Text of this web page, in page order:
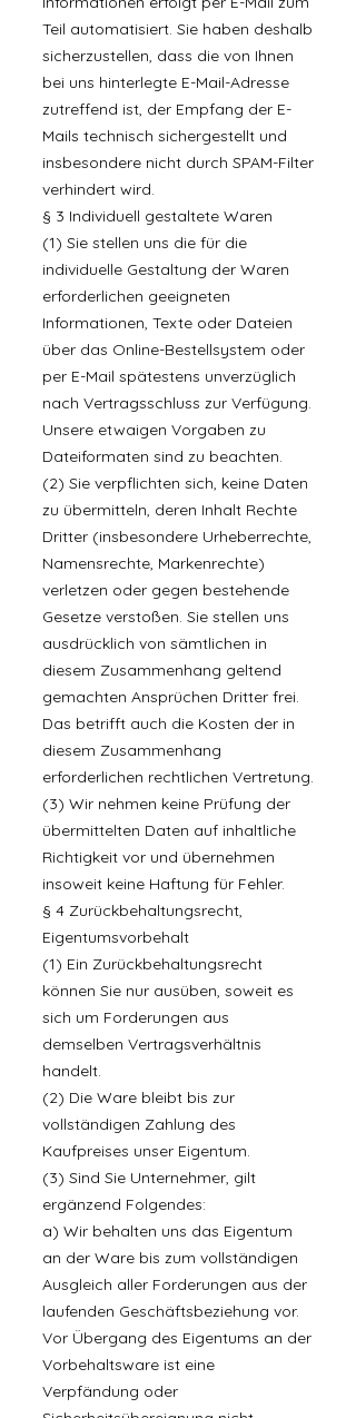
Teil automatisiert. Sie haben deshalb
sicherzustellen, dass die von Ihnen
bei uns hinterlegte E-Mail-Adresse
zutreffend ist, der Empfang der E-
Mails technisch sichergestellt und
insbesondere nicht durch SPAM-Filter
verhindert wird.
§ 3 Individuell gestaltete Waren
(1) Sie stellen uns die für die
individuelle Gestaltung der Waren
erforderlichen geeigneten
Informationen, Texte oder Dateien
über das Online-Bestellsystem oder
per E-Mail spätestens unverzüglich
nach Vertragsschluss zur Verfügung.
Unsere etwaigen Vorgaben zu
Dateiformaten sind zu beachten.
(2) Sie verpflichten sich, keine Daten
zu übermitteln, deren Inhalt Rechte
Dritter (insbesondere Urheberrechte,
Namensrechte, Markenrechte)
verletzen oder gegen bestehende
Gesetze verstoßen. Sie stellen uns
ausdrücklich von sämtlichen in
diesem Zusammenhang geltend
gemachten Ansprüchen Dritter frei.
Das betrifft auch die Kosten der in
diesem Zusammenhang
erforderlichen rechtlichen Vertretung.
(3) Wir nehmen keine Prüfung der
übermittelten Daten auf inhaltliche
Richtigkeit vor und übernehmen
insoweit keine Haftung für Fehler.
§ 4 Zurückbehaltungsrecht,
Eigentumsvorbehalt
(1) Ein Zurückbehaltungsrecht
können Sie nur ausüben, soweit es
sich um Forderungen aus
demselben Vertragsverhältnis
handelt.
(2) Die Ware bleibt bis zur
vollständigen Zahlung des
Kaufpreises unser Eigentum.
(3) Sind Sie Unternehmer, gilt
ergänzend Folgendes:
a) Wir behalten uns das Eigentum
an der Ware bis zum vollständigen
Ausgleich aller Forderungen aus der
laufenden Geschäftsbeziehung vor.
Vor Übergang des Eigentums an der
Vorbehaltsware ist eine
Verpfändung oder